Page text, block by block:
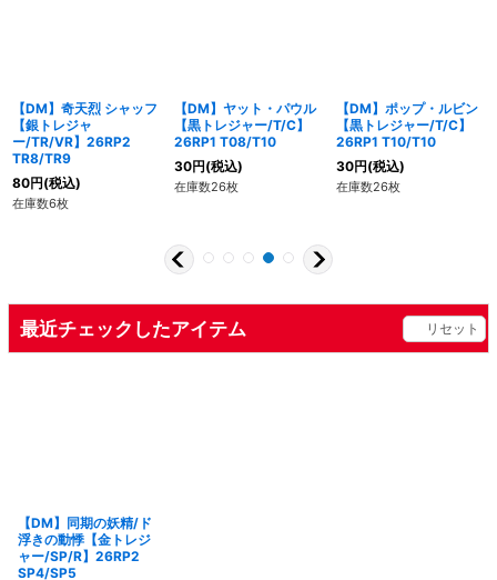
【DM】奇天烈 シャッフ
【銀トレジャ
ー/TR/VR】26RP2
TR8/TR9
80円(税込)
在庫数6枚
【DM】ヤット・パウル
【黒トレジャー/T/C】
26RP1 T08/T10
30円(税込)
在庫数26枚
【DM】ポップ・ルビン
【黒トレジャー/T/C】
26RP1 T10/T10
30円(税込)
在庫数26枚
最近チェックしたアイテム リセット
【DM】同期の妖精/ド
浮きの動悸【金トレジ
ャー/SP/R】26RP2
SP4/SP5